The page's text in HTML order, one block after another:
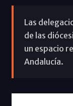
Las
de las
un espacio
Andalucía.